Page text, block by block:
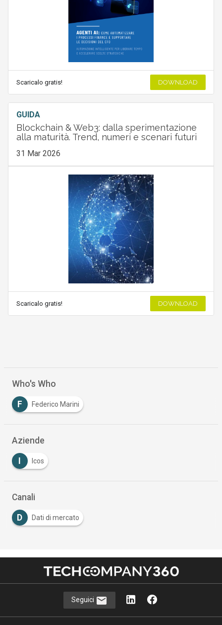
Scaricalo gratis! DOWNLOAD
GUIDA
Blockchain & Web3: dalla sperimentazione
alla maturità. Trend, numeri e scenari futuri
31 Mar 2026
Scaricalo gratis! DOWNLOAD
Who's Who
F Federico Marini
Aziende
Icos
Canali
D Dati di mercato
Seguici